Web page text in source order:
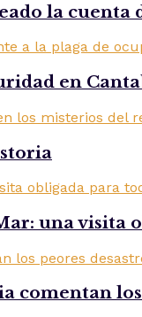
la cuenta
en
una visita
comentan